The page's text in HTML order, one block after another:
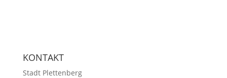
KONTAKT
Stadt Plettenberg